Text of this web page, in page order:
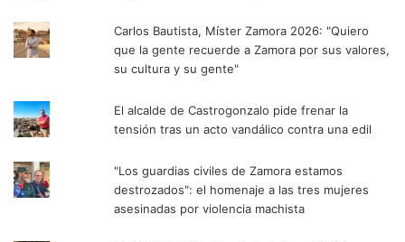
Carlos Bautista, Míster Zamora 2026: "Quiero
que la gente recuerde a Zamora por sus valores,
su cultura y su gente"
El alcalde de Castrogonzalo pide frenar la
tensión tras un acto vandálico contra una edil
"Los guardias civiles de Zamora estamos
destrozados": el homenaje a las tres mujeres
asesinadas por violencia machista